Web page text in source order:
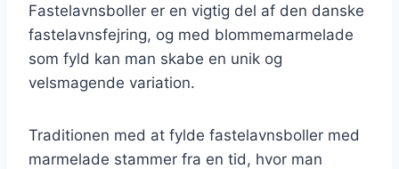
Fastelavnsboller er en vigtig del af den danske
fastelavnsfejring, og med blommemarmelade
som fyld kan man skabe en unik og
velsmagende variation.
Traditionen med at fylde fastelavnsboller med
marmelade stammer fra en tid, hvor man